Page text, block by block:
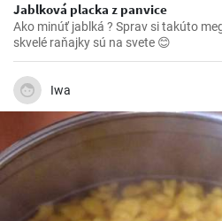
Jablková placka z panvice
Ako minúť jablká ? Sprav si takúto mega placku z panvice 🍎🍏
skvelé raňajky sú na svete 😊
Iwa